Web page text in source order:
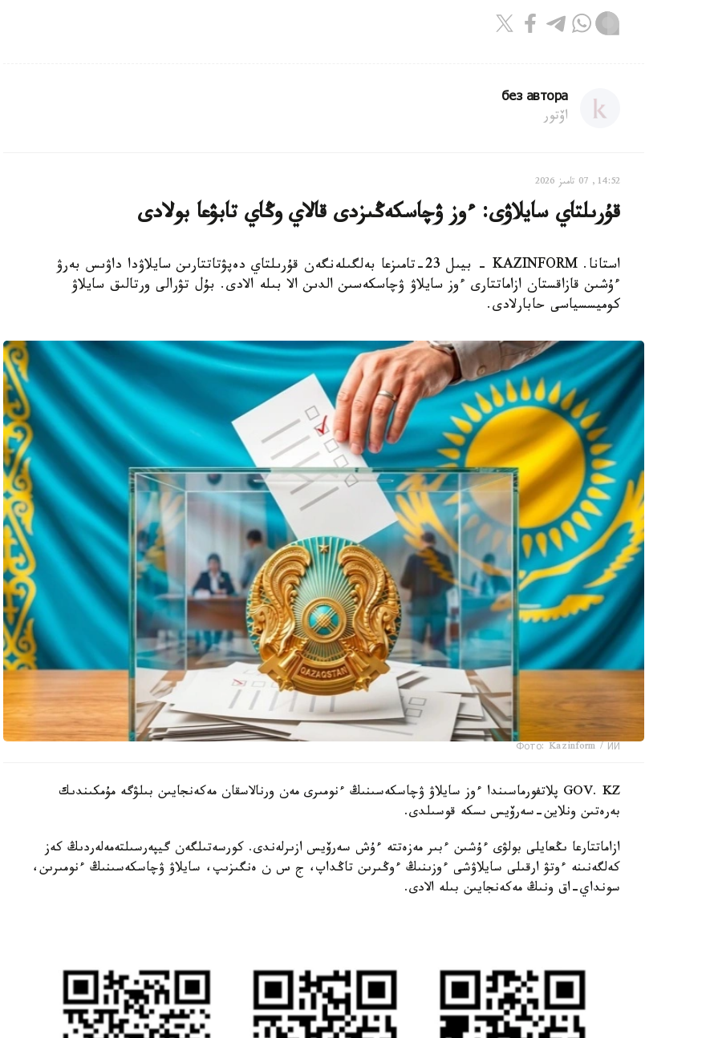
без автора
اۆتور
14:52, 07 تامىز 2026
قۇرىلتاي سايلاۋى: ءوز ۋچاسكەڭىزدى قالاي وڭاي تابۋعا بولادى
استانا. KAZINFORM - بيىل 23-تامىزعا بەلگىلەنگەن قۇرىلتاي دەپۋتاتتارىن سايلاۋدا داۋىس بەرۋ
ءۇشىن قازاقستان ازاماتتارى ءوز سايلاۋ ۋچاسكەسىن الدىن الا بىلە الادى. بۇل تۋرالى ورتالىق سايلاۋ
كوميسسياسى حابارلادى.
Фото: Kazinform / ИИ
GOV. KZ پلاتفورماسىندا ءوز سايلاۋ ۋچاسكەسىنىڭ ءنومىرى مەن ورنالاسقان مەكەنجايىن بىلۋگە مۇمكىندىك
بەرەتىن ونلاين-سەرۆيس ىسكە قوسىلدى.
ازاماتتارعا ىڭعايلى بولۋى ءۇشىن ءبىر مەزەتتە ءۇش سەرۆيس ازىرلەندى. كورسەتىلگەن گيپەرسىلتەمەلەردىڭ كەز
كەلگەنىنە ءوتۋ ارقىلى سايلاۋشى ءوزىنىڭ ءوڭىرىن تاڭداپ، ج س ن ەنگىزىپ، سايلاۋ ۋچاسكەسىنىڭ ءنومىرىن،
سونداي-اق ونىڭ مەكەنجايىن بىلە الادى.